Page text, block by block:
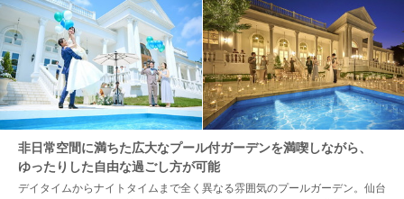
非日常空間に満ちた広大なプール付ガーデンを満喫しながら、
ゆったりした自由な過ごし方が可能
デイタイムからナイトタイムまで全く異なる雰囲気のプールガーデン。仙台